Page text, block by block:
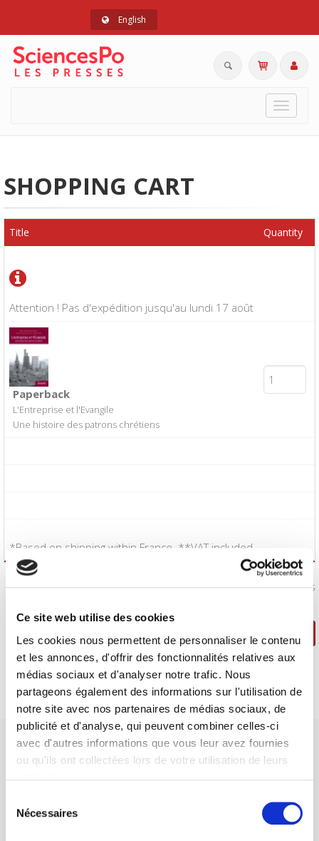
Ce site web utilise des cookies
Les cookies nous permettent de personnaliser le contenu
et les annonces, d'offrir des fonctionnalités relatives aux
médias sociaux et d'analyser notre trafic. Nous
partageons également des informations sur l'utilisation de
notre site avec nos partenaires de médias sociaux, de
publicité et d'analyse, qui peuvent combiner celles-ci
avec d'autres informations que vous leur avez fournies
ou qu'ils ont collectées lors de votre utilisation de leurs
Nécessaires
English
Toggle
SHOPPING CART
Attention ! Pas d'expédition jusqu'au lundi 17 août
Title Quantity
Paperback
L'Entreprise et l'Evangile
Une histoire des patrons chrétiens
*Based on shipping within France. **VAT included.
I accept theConditions of Sale: Yes
Continue shopping Proceed to checkout
SCIENCES PO UNIVERSITY PRESS has a threefold role: to publish
original research, to edit reference works for student use, and to